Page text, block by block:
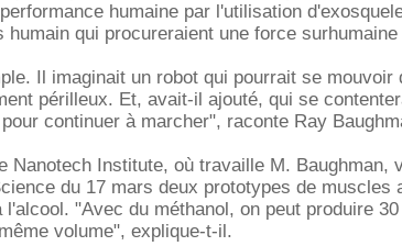
humaine par l'utilisation
qui procureraient une force surhumaine
Il imaginait un robot qui pourrait se mouvoir
périlleux. Et, avait-il ajouté, qui se
continuer à marcher", raconte Ray
Nanotech Institute, où travaille M. Baughman,
du 17 mars deux prototypes de muscles
"Avec du méthanol, on peut produire
volume", explique-t-il.